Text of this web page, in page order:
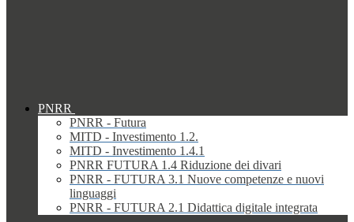
PNRR
PNRR - Futura
MITD - Investimento 1.2.
MITD - Investimento 1.4.1
PNRR FUTURA 1.4 Riduzione dei divari
PNRR - FUTURA 3.1 Nuove competenze e nuovi
linguaggi
PNRR - FUTURA 2.1 Didattica digitale integrata